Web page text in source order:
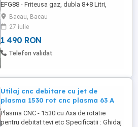
EFG88 - Friteusa gaz, dubla 8+8 Litri,
Putere 2x4 KW,cu termostat protectie la
supraincalzire greutate 15 kg,
DIMENS.EXT. 66X44X35 cm
Bacau, Bacau
27 iulie
1 490 RON
Telefon validat
Utilaj cnc debitare cu jet de
plasma 1530 rot cnc plasma 63 A
Plasma CNC - 1530 cu Axa de rotatie
pentru debitat tevi etc Specificatii : Ghidaj